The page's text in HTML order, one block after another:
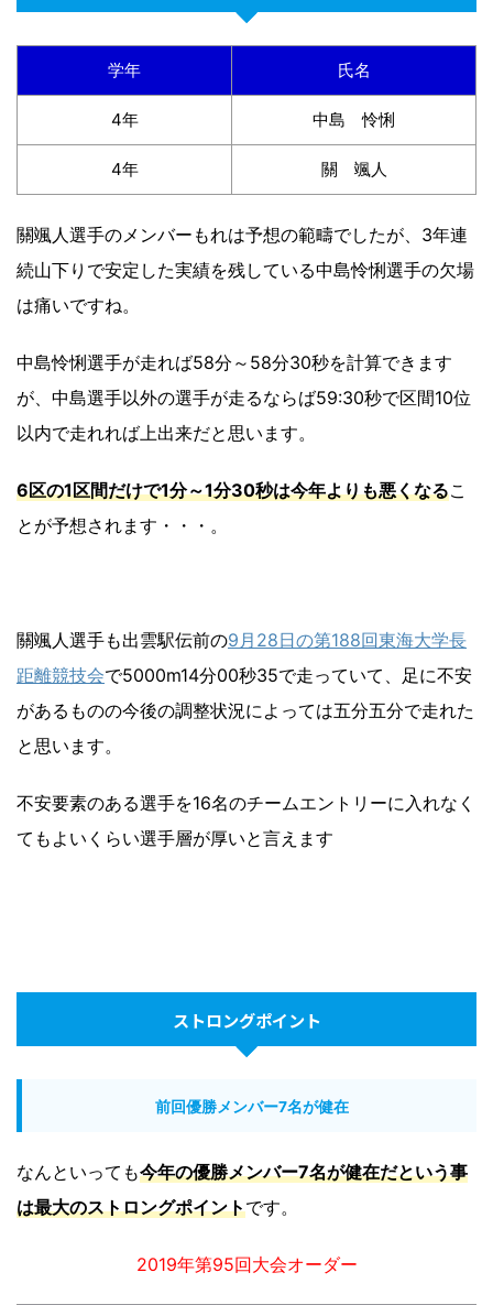
学年 氏名
4年 中島 怜悧
4年 關 颯人
關颯人選手のメンバーもれは予想の範疇でしたが、3年連
続山下りで安定した実績を残している中島怜悧選手の欠場
は痛いですね。
中島怜悧選手が走れば58分～58分30秒を計算できます
が、中島選手以外の選手が走るならば59:30秒で区間10位
以内で走れれば上出来だと思います。
6区の1区間だけで1分～1分30秒は今年よりも悪くなるこ
とが予想されます・・・。
關颯人選手も出雲駅伝前の9月28日の第188回東海大学長
距離競技会で5000m14分00秒35で走っていて、足に不安
があるものの今後の調整状況によっては五分五分で走れた
と思います。
不安要素のある選手を16名のチームエントリーに入れなく
てもよいくらい選手層が厚いと言えます
ストロングポイント
前回優勝メンバー7名が健在
なんといっても今年の優勝メンバー7名が健在だという事
は最大のストロングポイントです。
2019年第95回大会オーダー